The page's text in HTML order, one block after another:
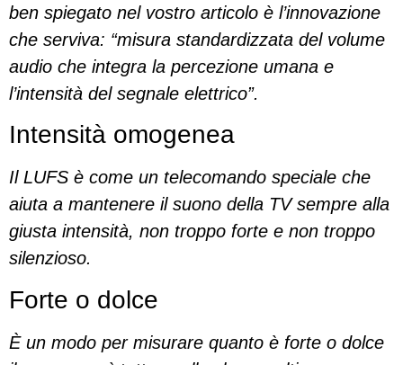
ben spiegato nel vostro articolo è l’innovazione
che serviva: “misura standardizzata del volume
audio che integra la percezione umana e
l’intensità del segnale elettrico”.
Intensità omogenea
Il LUFS è come un telecomando speciale che
aiuta a mantenere il suono della TV sempre alla
giusta intensità, non troppo forte e non troppo
silenzioso.
Forte o dolce
È un modo per misurare quanto è forte o dolce